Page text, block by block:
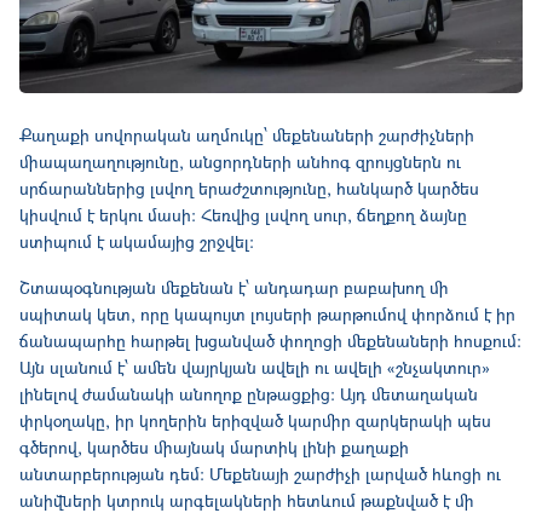
Քաղաքի սովորական աղմուկը՝ մեքենաների շարժիչների
միապաղաղությունը, անցորդների անհոգ զրույցներն ու
սրճարաններից լսվող երաժշտությունը, հանկարծ կարծես
կիսվում է երկու մասի։ Հեռվից լսվող սուր, ճեղքող ձայնը
ստիպում է ակամայից շրջվել։
Շտապօգնության մեքենան է՝ անդադար բաբախող մի
սպիտակ կետ, որը կապույտ լույսերի թարթումով փորձում է իր
ճանապարհը հարթել խցանված փողոցի մեքենաների հոսքում։
Այն սլանում է՝ ամեն վայրկյան ավելի ու ավելի «շնչակտուր»
լինելով ժամանակի անողոք ընթացքից։ Այդ մետաղական
փրկօղակը, իր կողերին երիզված կարմիր զարկերակի պես
գծերով, կարծես միայնակ մարտիկ լինի քաղաքի
անտարբերության դեմ։ Մեքենայի շարժիչի լարված հևոցի ու
անիվների կտրուկ արգելակների հետևում թաքնված է մի